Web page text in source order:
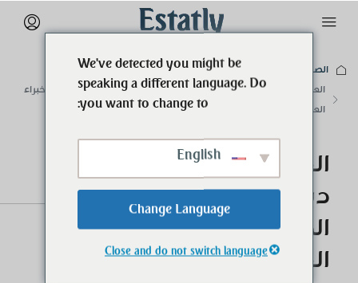
الصفحة الرئيسية
الأعمال التجارية
العقارات على الخارطة في دبي: فرصتك لاستثمار من الدرجة الأولى مع خبراء
العقارات
العقارات على الخارطة في
دبي: فرصتك لاستثمار من
الدرجة الأولى مع خبراء
العقارات
We've detected you might be
speaking a different language. Do
you want to change to:
Change Language
Close and do not switch language